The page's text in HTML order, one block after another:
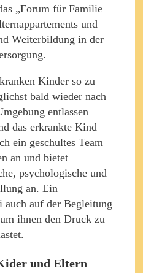
„Forum für Familie
und
Weiterbildung in der
Kinder so zu
bald wieder nach
entlassen
das erkrankte Kind
ein geschultes Team
an und bietet
psychologische und
an. Ein
auch auf der Begleitung
ihnen den Druck zu
und Eltern